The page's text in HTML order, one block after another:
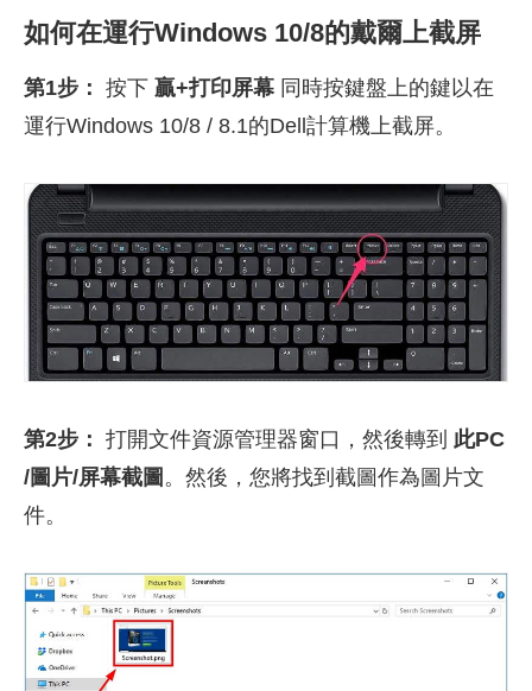
如何在運行Windows 10/8的戴爾上截屏
第1步： 按下 贏+打印屏幕 同時按鍵盤上的鍵以在
運行Windows 10/8 / 8.1的Dell計算機上截屏。
第2步： 打開文件資源管理器窗口，然後轉到 此PC
/圖片/屏幕截圖 。然後，您將找到截圖作為圖片文
件。